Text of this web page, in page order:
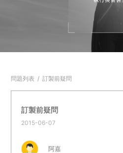
問題列表 / 訂製前疑問
訂製前疑問
2015-06-07
阿嘉